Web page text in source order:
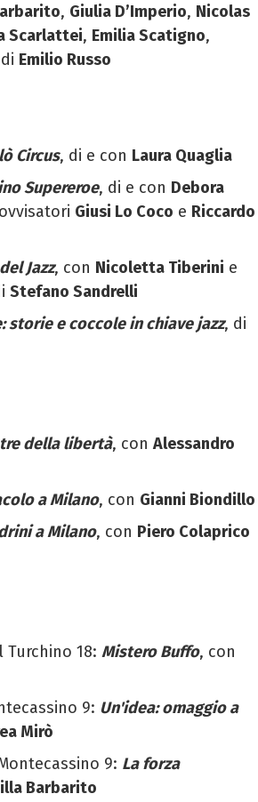
, Giulia D’Imperio, Nicolas
Scarlattei, Emilia Scatigno,
Emilio Russo
Circus, di e con Laura Quaglia
Supereroe, di e con Debora
Giusi Lo Coco e Riccardo
Jazz, con Nicoletta Tiberini e
Stefano Sandrelli
storie e coccole in chiave jazz, di
della libertà, con Alessandro
a Milano, con Gianni Biondillo
a Milano, con Piero Colaprico
Turchino 18: Mistero Buffo, con
9: Un'idea: omaggio a
Mirò
9: La forza
Barbarito